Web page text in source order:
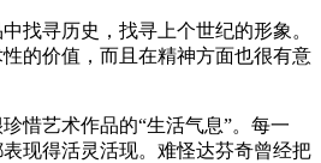
找寻历史，找寻上个世纪的形象。
的价值，而且在精神方面也很有意
惜艺术作品的“生活气息”。每一
现得活灵活现。难怪达芬奇曾经把